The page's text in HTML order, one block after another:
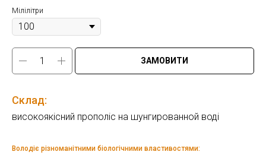
Мілілітри
ЗАМОВИТИ
Склад:
високоякісний прополіс на шунгированной воді
Володіє різноманітними біологічними властивостями: